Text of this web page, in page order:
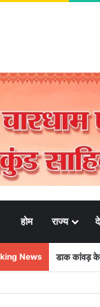
होम राज्य
News डाक कांवड़ के